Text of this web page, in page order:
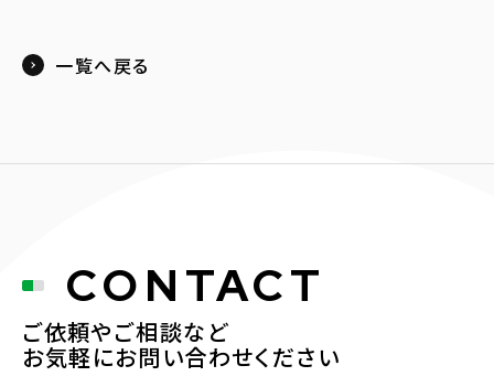
一覧へ戻る
CONTACT
ご依頼やご相談など
お気軽にお問い合わせください